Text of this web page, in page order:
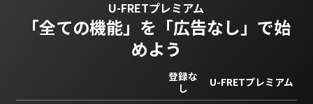
U-FRETプレミアム
「全ての機能」を 「広告なし」で始
めよう
登録な
し
U-FRETプレミアム